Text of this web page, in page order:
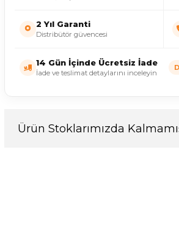
2 Yıl Garanti
Distribütör güvencesi
14 Gün İçinde Ücretsiz İade
İade ve teslimat detaylarını inceleyin
Ürün Stoklarımızda